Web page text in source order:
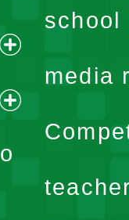
school
media
expand
menu
expand